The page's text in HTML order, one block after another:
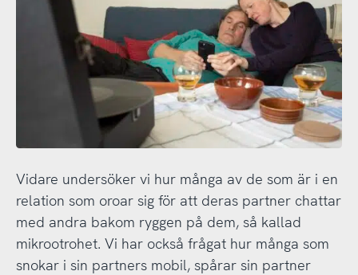
Vidare undersöker vi hur många av de som är i en
relation som oroar sig för att deras partner chattar
med andra bakom ryggen på dem, så kallad
mikrootrohet. Vi har också frågat hur många som
snokar i sin partners mobil, spårar sin partner